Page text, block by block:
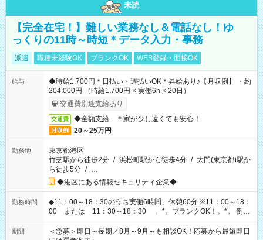
未読
【完全在宅！】難しい業務なし＆電話なし！ゆ
っくりの11時～時短＊データ入力・事務
派遣 職種未経験OK ブランクOK WEB登録・面接OK
給与
◆時給1,700円＊日払い・週払いOK＊昇給あり♪【月収例】 ・約
204,000円 （時給1,700円 × 実働6h × 20日）
交通費別途支給あり
交通費 ◆全額支給 ＊家が少し遠くても安心！
月収例 20～25万円
勤務地
東京都港区
竹芝駅から徒歩2分 / 浜松町駅から徒歩4分 / 大門(東京都)駅か
ら徒歩5分 / …
◆港区にある情報セキュリティ企業◆
勤務時間
◆11：00～18：30のうち実働6時間、休憩60分 ※11：00～18：
00 または 11：30～18：30 。*。ブランクOK！。*。 例え
ば前職が、 在宅/財団法人/事務/コールセンター/受付/販売/カフェ
スタッフ スイーツ販売/ホテルフロント/化粧品販売/など 様々な
期間
＜急募＞即日～長期／8月～9月～も相談OK！応募から最短即日